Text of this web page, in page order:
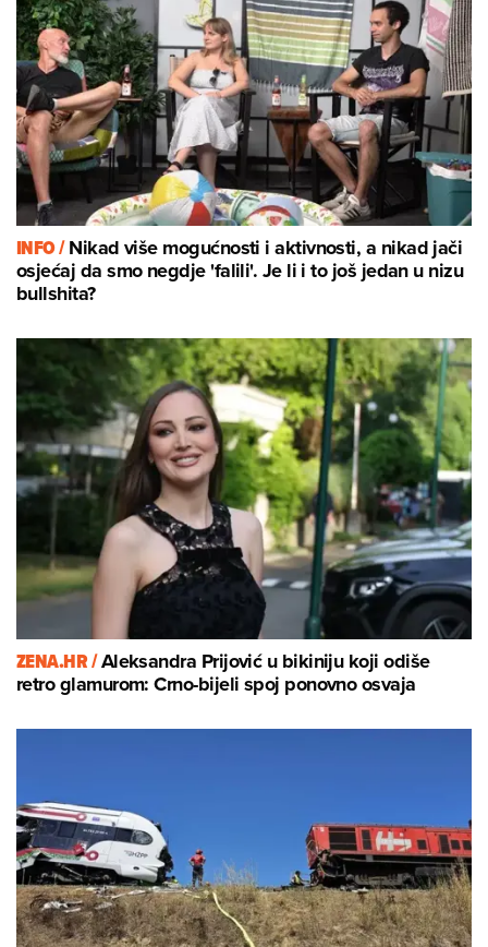
INFO /Nikad više mogućnosti i aktivnosti, a nikad jači
osjećaj da smo negdje 'falili'. Je li i to još jedan u nizu
bullshita?
ZENA.HR /Aleksandra Prijović u bikiniju koji odiše
retro glamurom: Crno-bijeli spoj ponovno osvaja